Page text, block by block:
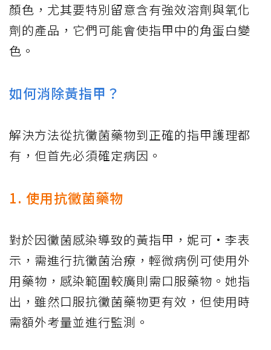
顏色，尤其要特別留意含有強效溶劑與氧化
劑的產品，它們可能會使指甲中的角蛋白變
色。
如何消除黃指甲？
解決方法從抗黴菌藥物到正確的指甲護理都
有，但首先必須確定病因。
1. 使用抗黴菌藥物
對於因黴菌感染導致的黃指甲，妮可·李表
示，需進行抗黴菌治療，輕微病例可使用外
用藥物，感染範圍較廣則需口服藥物。她指
出，雖然口服抗黴菌藥物更有效，但使用時
需額外考量並進行監測。